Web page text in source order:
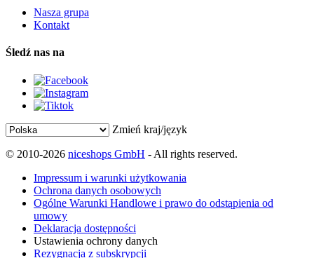
Nasza grupa
Kontakt
Śledź nas na
Zmień kraj/język
© 2010-2026 niceshops GmbH - All rights reserved.
Impressum i warunki użytkowania
Ochrona danych osobowych
Ogólne Warunki Handlowe i prawo do odstąpienia od
umowy
Deklaracja dostępności
Ustawienia ochrony danych
Rezygnacja z subskrypcji